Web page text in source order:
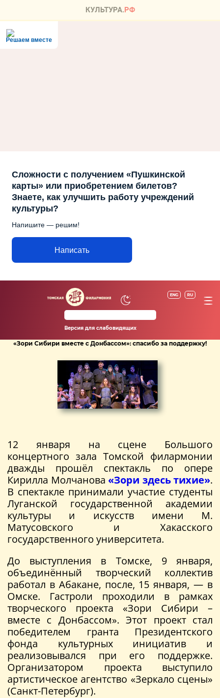
Решаем вместе
Сложности с получением «Пушкинской
карты» или приобретением билетов?
Знаете, как улучшить работу учреждений
культуры?
Напишите — решим!
Написать
ENG RU
Версия для слабовидящих
«Зори Сибири вместе с Донбассом»: спасибо за поддержку!
12 января на сцене Большого
концертного зала Томской филармонии
дважды прошёл спектакль по опере
Кирилла Молчанова «Зори здесь тихие».
В спектакле принимали участие студенты
Луганской государственной академии
культуры и искусств имени М.
Матусовского и Хакасского
государственного университета.
До выступления в Томске, 9 января,
объединённый творческий коллектив
работал в Абакане, после, 15 января, — в
Омске. Гастроли проходили в рамках
творческого проекта «Зори Сибири –
вместе с Донбассом». Этот проект стал
победителем гранта Президентского
фонда культурных инициатив и
реализовывался при его поддержке.
Организатором проекта выступило
артистическое агентство «Зеркало сцены»
(Санкт-Петербург).